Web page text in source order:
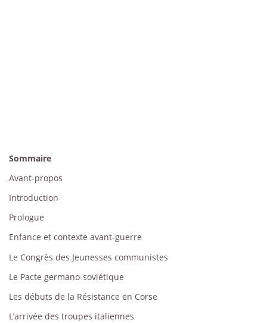
Sommaire
Avant-propos
Introduction
Prologue
Enfance et contexte avant-guerre
Le Congrès des Jeunesses communistes
Le Pacte germano-soviétique
Les débuts de la Résistance en Corse
L’arrivée des troupes italiennes